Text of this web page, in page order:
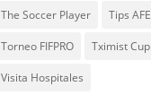
The Soccer Player Tips AFE
Torneo FIFPRO Tximist Cup
Visita Hospitales